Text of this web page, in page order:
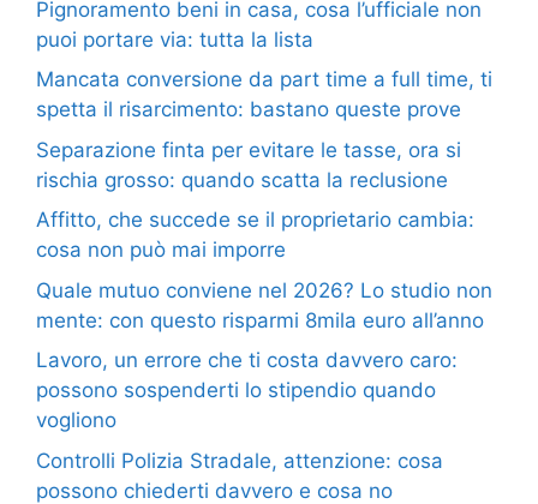
Pignoramento beni in casa, cosa l’ufficiale non
puoi portare via: tutta la lista
Mancata conversione da part time a full time, ti
spetta il risarcimento: bastano queste prove
Separazione finta per evitare le tasse, ora si
rischia grosso: quando scatta la reclusione
Affitto, che succede se il proprietario cambia:
cosa non può mai imporre
Quale mutuo conviene nel 2026? Lo studio non
mente: con questo risparmi 8mila euro all’anno
Lavoro, un errore che ti costa davvero caro:
possono sospenderti lo stipendio quando
vogliono
Controlli Polizia Stradale, attenzione: cosa
possono chiederti davvero e cosa no